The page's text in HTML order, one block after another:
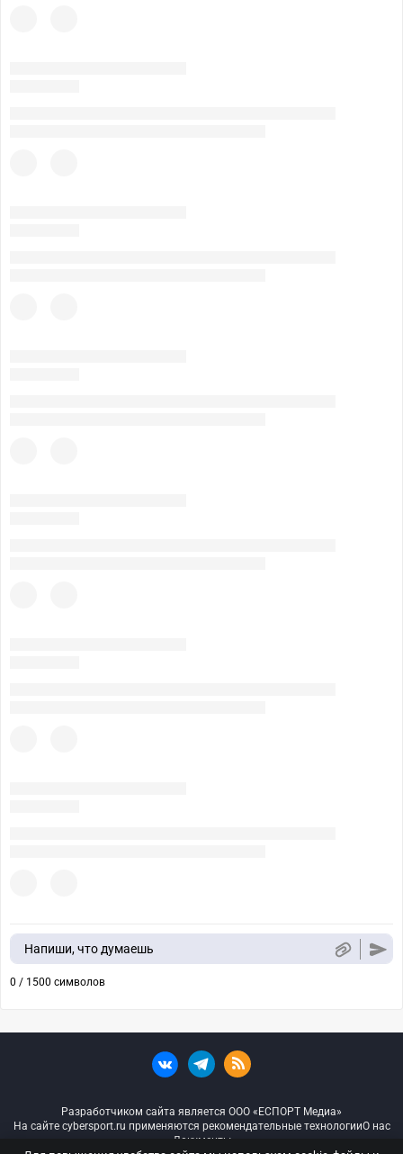
Напиши, что думаешь
0 / 1500 символов
Разработчиком сайта является ООО «ЕСПОРТ Медиа»
На сайте cybersport.ru применяются рекомендательные технологииО нас
Документы